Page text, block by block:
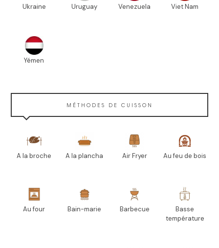
Ukraine Uruguay Venezuela Viet Nam
Yémen
MÉTHODES DE CUISSON
A la broche A la plancha Air Fryer Au feu de bois
Au four Bain-marie Barbecue
Basse
température